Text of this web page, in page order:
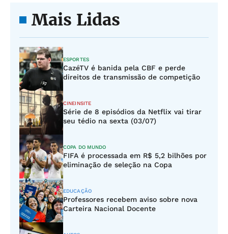
Mais Lidas
ESPORTES
CazéTV é banida pela CBF e perde
direitos de transmissão de competição
CINEINSITE
Série de 8 episódios da Netflix vai tirar
seu tédio na sexta (03/07)
COPA DO MUNDO
FIFA é processada em R$ 5,2 bilhões por
eliminação de seleção na Copa
EDUCAÇÃO
Professores recebem aviso sobre nova
Carteira Nacional Docente